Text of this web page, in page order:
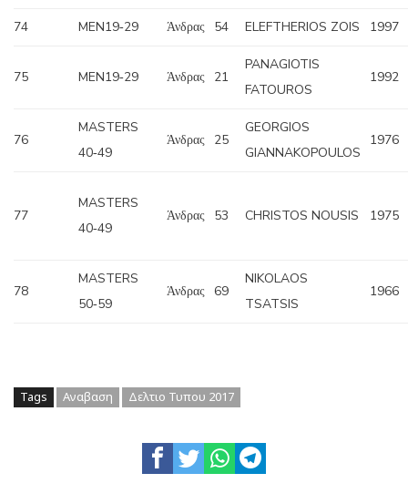
74 MEN19‐29 Άνδρας 54 ELEFTHERIOS ZOIS 1997
75 MEN19‐29 Άνδρας 21
PANAGIOTIS
FATOUROS
1992
76
MASTERS
40‐49
Άνδρας 25
GEORGIOS
GIANNAKOPOULOS
1976
77
MASTERS
40‐49
Άνδρας 53 CHRISTOS NOUSIS 1975
78
MASTERS
50‐59
Άνδρας 69
NIKOLAOS
TSATSIS
1966
Tags Αναβαση Δελτιο Τυπου 2017